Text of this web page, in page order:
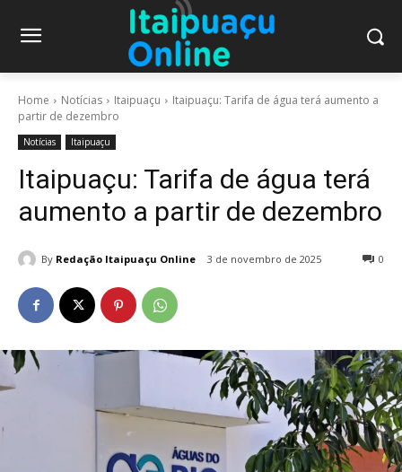
Home Notícias Itaipuaçu
Itaipuaçu: Tarifa de água terá aumento a
partir de dezembro
Notícias Itaipuaçu
Itaipuaçu: Tarifa de água terá
aumento a partir de dezembro
By Redação Itaipuaçu Online 3 de novembro de 2025 0